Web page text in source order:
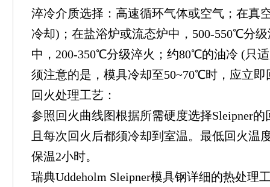
淬冷介质选择：高速循环气体或空气；在真
冷却)；在盐浴炉或流态炉中，500-550℃分
中，200-350℃分级淬火；约80℃的油冷 (只
须注意的是，模具冷却至50~70℃时，应立即
回火处理工艺：
参照回火曲线图根据所需硬度选择Sleipner
且每次回火后都须冷却到室温。最低回火温
保温2小时。
瑞典Uddeholm Sleipner模具钢详细的热处理